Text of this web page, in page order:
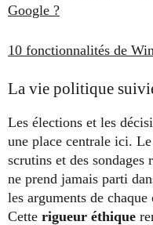
Google ?
10 fonctionnalités de
La vie politique
Les élections et les
une place centrale ici.
scrutins et des sondages
ne prend jamais parti
les arguments de
Cette rigueur éthique